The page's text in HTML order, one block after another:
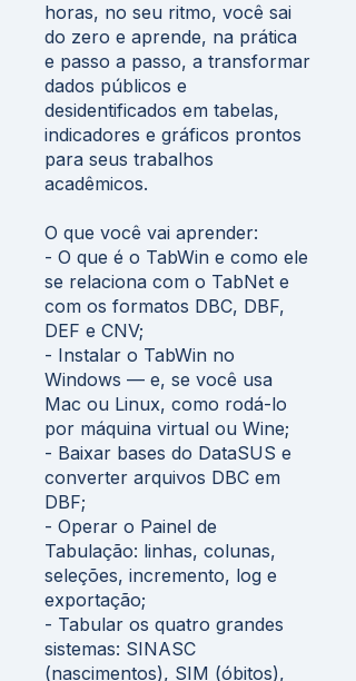
horas, no seu ritmo, você sai
do zero e aprende, na prática
e passo a passo, a transformar
dados públicos e
desidentificados em tabelas,
indicadores e gráficos prontos
para seus trabalhos
acadêmicos.
O que você vai aprender:
- O que é o TabWin e como ele
se relaciona com o TabNet e
com os formatos DBC, DBF,
DEF e CNV;
- Instalar o TabWin no
Windows — e, se você usa
Mac ou Linux, como rodá-lo
por máquina virtual ou Wine;
- Baixar bases do DataSUS e
converter arquivos DBC em
DBF;
- Operar o Painel de
Tabulação: linhas, colunas,
seleções, incremento, log e
exportação;
- Tabular os quatro grandes
sistemas: SINASC
(nascimentos), SIM (óbitos),